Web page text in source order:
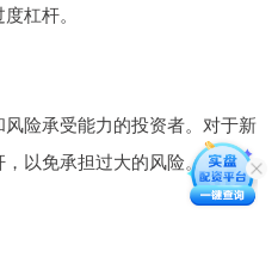
杠杆。
险承受能力的投资者。对于新
以免承担过大的风险。